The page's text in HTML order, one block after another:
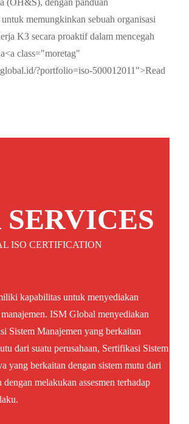
(OH&S), dengan panduan
memungkinkan sebuah organisasi
K3 secara proaktif dalam mencegah
class="moretag"
?portfolio=iso-500012011">Read
SERVICES
ISO CERTIFICATION
kapabilitas untuk menyediakan
ISM Global menyediakan
Sistem Manajemen yang berkaitan
dari suatu perusahaan, Sertifikasi Sistem
yang berkaitan dengan sistem mutu dari
dengan melakukan assesmen terhadap